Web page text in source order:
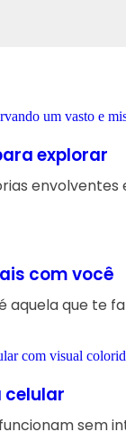
explorar
envolventes
com você
aquela que te
celular
sem